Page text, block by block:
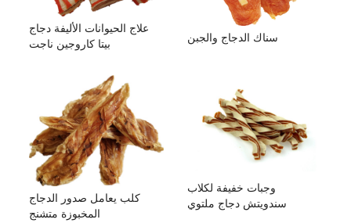
علاج الحيوانات الأليفة دجاج
بيتا كاروجين ناجت
سناك الدجاج والجبن
كلب يعامل صدور الدجاج
المخبوزة متشنج
وجبات خفيفة لكلاب
سندويتش دجاج ملتوي